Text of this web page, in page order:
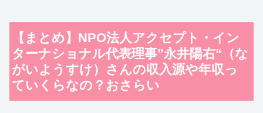
【まとめ】NPO法人アクセプト・イン
ターナショナル代表理事”永井陽右“（な
がいようすけ）さんの収入源や年収っ
ていくらなの？おさらい